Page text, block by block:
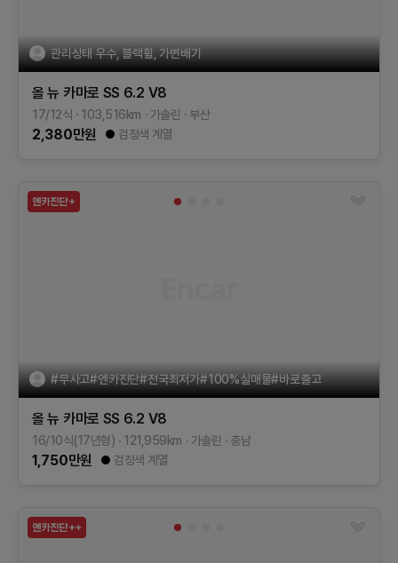
관리상태 우수, 블랙휠, 가변배기
올 뉴 카마로 SS 6.2 V8
17/12식 103,516km 가솔린 부산
2,380만원 검정색 계열
#무사고#엔카진단#전국최저가#100%실매물#바로출고
올 뉴 카마로 SS 6.2 V8
16/10식(17년형) 121,959km 가솔린 충남
1,750만원 검정색 계열